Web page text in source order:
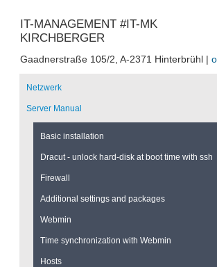
IT-MANAGEMENT #IT-MK
KIRCHBERGER
Gaadnerstraße 105/2, A-2371 Hinterbrühl |
überspringen
Netzwerk
Server Manual
Basic installation
Dracut - unlock hard-disk at boot time with ssh
Firewall
Additional settings and packages
Webmin
Time synchronization with Webmin
Hosts